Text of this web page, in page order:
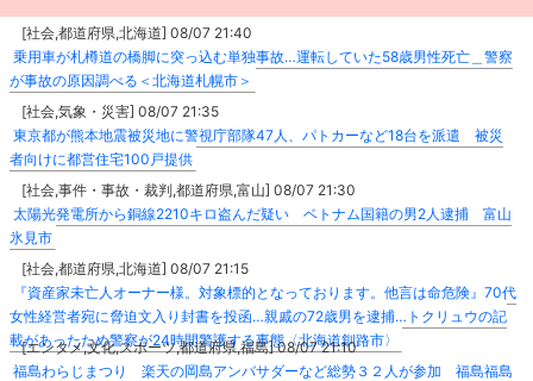
[社会,都道府県,北海道] 08/07 21:40
乗用車が札樽道の橋脚に突っ込む単独事故…運転していた58歳男性死亡＿警察
が事故の原因調べる＜北海道札幌市＞
[社会,気象・災害] 08/07 21:35
東京都が熊本地震被災地に警視庁部隊47人、パトカーなど18台を派遣 被災
者向けに都営住宅100戸提供
[社会,事件・事故・裁判,都道府県,富山] 08/07 21:30
太陽光発電所から銅線2210キロ盗んだ疑い ベトナム国籍の男2人逮捕 富山
氷見市
[社会,都道府県,北海道] 08/07 21:15
『資産家未亡人オーナー様。対象標的となっております。他言は命危険』70代
女性経営者宛に脅迫文入り封書を投函…親戚の72歳男を逮捕…トクリュウの記
載があったため警察が24時間警護する事態〈北海道釧路市〉
[エンタメ,文化,スポーツ,都道府県,福島] 08/07 21:10
福島わらじまつり 楽天の岡島アンバサダーなど総勢３２人が参加 福島福島